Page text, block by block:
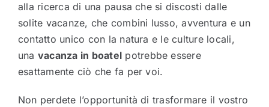
alla ricerca di una pausa che si discosti dalle
solite vacanze, che combini lusso, avventura e un
contatto unico con la natura e le culture locali,
una vacanza in boatel potrebbe essere
esattamente ciò che fa per voi.
Non perdete l’opportunità di trasformare il vostro